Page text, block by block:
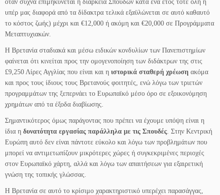
όταν συχνά επιμηκύνεται η διάρκεια Σπουδών κατά ένα έτος τότε όλη η
υπέρ μας διαφορά από τα δίδακτρα τελικά εξαϋλώνεται σε αυτό καθαυτό
το κόστος ζωής) μέχρι και €12,000 ή ακόμη και €20,000 σε Προγράμματα
Μεταπτυχιακών.
Η Βρετανία σταδιακά και μέσω ειδικών κονδυλίων των Πανεπιστημίων
φαίνεται ότι κινείται προς την ομογενοποίηση των διδάκτρων της στις
£9,250 Λίρες Αγγλίας που είναι και η ιστορικά σταθερή χρέωση ακόμα
και προς τους ίδιους τους Βρετανούς φοιτητές, ενώ λόγω των τριετών
προγραμμάτων της ξεπερνάει το Ευρωπαϊκό μέσο όρο σε εξοικονόμηση
χρημάτων από τα έξοδα διαβίωσης.
Σημαντικότερος όμως παράγοντας που πρέπει να έχουμε υπόψη είναι η
ίδια η δυνατότητα εργασίας παράλληλα με τις Σπουδές . Στην Κεντρική
Ευρώπη αυτό δεν είναι πάντοτε εύκολο και λόγω των προβλημάτων που
μπορεί να αντιμετωπίζουν μικρότερες χώρες ή συγκεκριμένες περιοχές
στον Ευρωπαϊκό χάρτη, αλλά και λόγω των απαιτήσεων για εξαιρετική
γνώση της τοπικής γλώσσας.
Η Βρετανία σε αυτό το κρίσιμο χαρακτηριστικό υπερέχει παρασάγγας,